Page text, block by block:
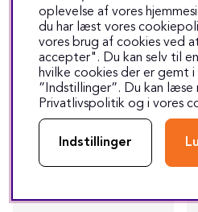
VW Passat VIII (B8) (2015>)
Højttalersæt m. diskant
Bilspecifik højttaler til Volkswagen Passat VIII (B8) (2015>)
1285 kr Forespørgsel
oplevelse af vores
du har læst vores
vores brug af cookies ved
accepter". Du kan selv til
hvilke cookies der er gemt
”Indstillinger”. Du kan læse
Privatlivspolitik og i vores
Indstillinger